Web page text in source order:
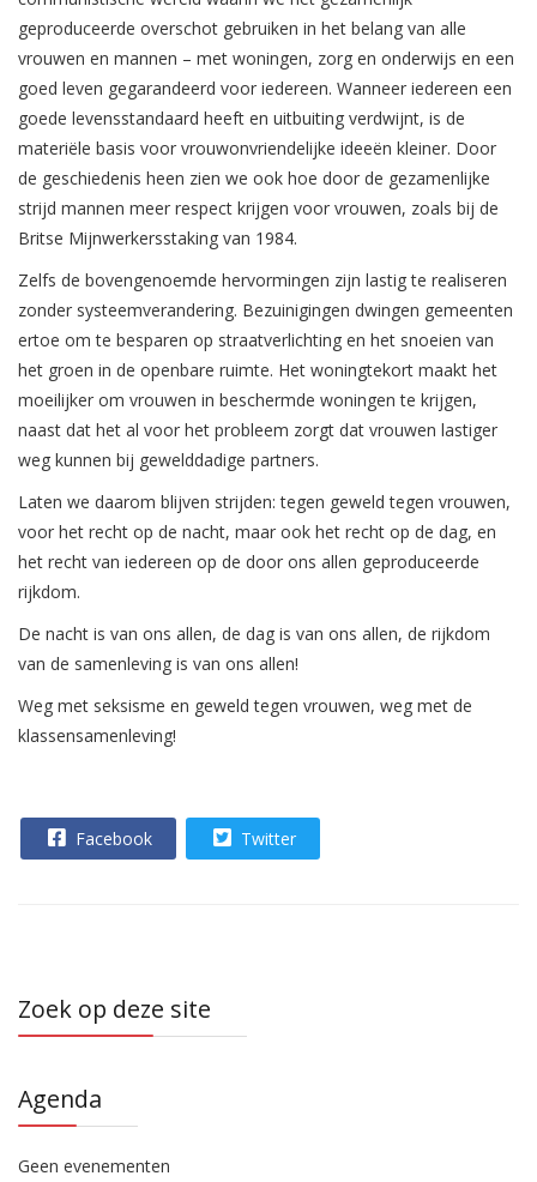
geproduceerde overschot gebruiken in het belang van alle
vrouwen en mannen – met woningen, zorg en onderwijs en een
goed leven gegarandeerd voor iedereen. Wanneer iedereen een
goede levensstandaard heeft en uitbuiting verdwijnt, is de
materiële basis voor vrouwonvriendelijke ideeën kleiner. Door
de geschiedenis heen zien we ook hoe door de gezamenlijke
strijd mannen meer respect krijgen voor vrouwen, zoals bij de
Britse Mijnwerkersstaking van 1984.
Zelfs de bovengenoemde hervormingen zijn lastig te realiseren
zonder systeemverandering. Bezuinigingen dwingen gemeenten
ertoe om te besparen op straatverlichting en het snoeien van
het groen in de openbare ruimte. Het woningtekort maakt het
moeilijker om vrouwen in beschermde woningen te krijgen,
naast dat het al voor het probleem zorgt dat vrouwen lastiger
weg kunnen bij gewelddadige partners.
Laten we daarom blijven strijden: tegen geweld tegen vrouwen,
voor het recht op de nacht, maar ook het recht op de dag, en
het recht van iedereen op de door ons allen geproduceerde
rijkdom.
De nacht is van ons allen, de dag is van ons allen, de rijkdom
van de samenleving is van ons allen!
Weg met seksisme en geweld tegen vrouwen, weg met de
klassensamenleving!
Facebook Twitter
Zoek op deze site
Agenda
Geen evenementen